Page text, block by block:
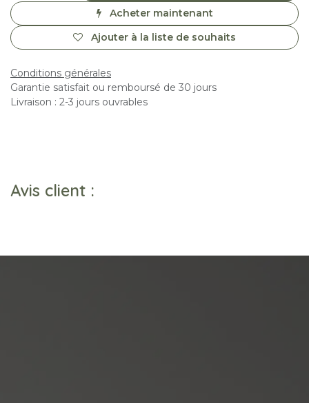
Acheter maintenant
Ajouter à la liste de souhaits
Conditions générales
Garantie satisfait ou remboursé de 30 jours
Livraison : 2-3 jours ouvrables
Avis client :